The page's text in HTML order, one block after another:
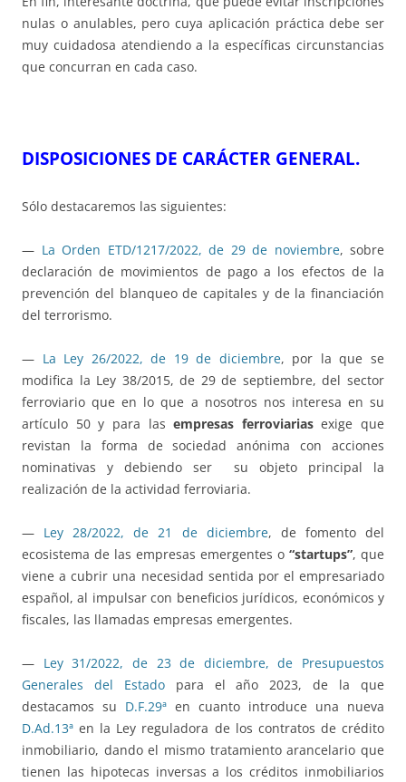
nulas o anulables, pero cuya aplicación práctica debe ser
muy cuidadosa atendiendo a la específicas circunstancias
que concurran en cada caso.
DISPOSICIONES DE CARÁCTER GENERAL.
Sólo destacaremos las siguientes:
— La Orden ETD/1217/2022, de 29 de noviembre, sobre
declaración de movimientos de pago a los efectos de la
prevención del blanqueo de capitales y de la financiación
del terrorismo.
— La Ley 26/2022, de 19 de diciembre, por la que se
modifica la Ley 38/2015, de 29 de septiembre, del sector
ferroviario que en lo que a nosotros nos interesa en su
artículo 50 y para lasempresas ferroviariasexige que
revistan la forma de sociedad anónima con acciones
nominativas y debiendo ser su objeto principal la
realización de la actividad ferroviaria.
— Ley 28/2022, de 21 de diciembre, de fomento del
ecosistema de las empresas emergentes o “startups”, que
viene a cubrir una necesidad sentida por el empresariado
español, al impulsar con beneficios jurídicos, económicos y
fiscales, las llamadas empresas emergentes.
— Ley 31/2022, de 23 de diciembre, de Presupuestos
Generales del Estadopara el año 2023, de la que
destacamos su D.F.29ª en cuanto introduce una nueva
D.Ad.13ª en la Ley reguladora de los contratos de crédito
inmobiliario, dando el mismo tratamiento arancelario que
tienen las hipotecas inversas a los créditos inmobiliarios